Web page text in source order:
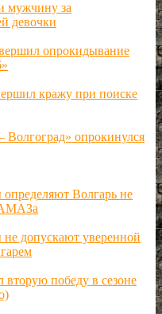
мужчину за
девочки
опрокидывание
кражу при поиске
Волгоград» опрокинулся
Волгарь не
допускают уверенной
победу в сезоне